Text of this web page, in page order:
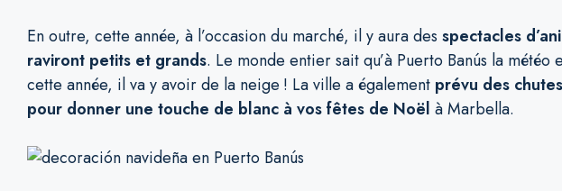
En outre, cette année, à l’occasion du marché, il y aura des spectacles
raviront petits et grands. Le monde entier sait qu’à Puerto Banús la
cette année, il va y avoir de la neige ! La ville a également prévu des
pour donner une touche de blanc à vos fêtes de Noël à Marbella.